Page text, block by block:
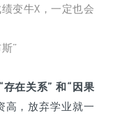
变牛X，一定也会
”
存在关系” 和“因果
高，放弃学业就一